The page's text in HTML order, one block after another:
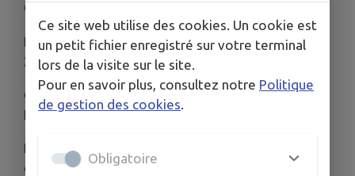
Ouvert à tous.tes de 7 à 97 ans
Rendez-vous tous les samedis à partir du 6 juin
2026 de 13h30 à 15h
Charly et d’autres bénévoles de la Maison des
Habitants
Rendez-vous Maison des Habitants, entrée
derrière la boulangerie Rivat
Ce site web utilise des cookies. Un cookie est
un petit fichier enregistré sur votre terminal
lors de la visite sur le site.
Pour en savoir plus, consultez notre Politique
de gestion des cookies
Obligatoire